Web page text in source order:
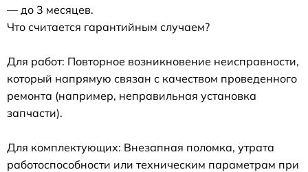
— до 3 месяцев.
Что считается гарантийным случаем?
Для работ: Повторное возникновение неисправности,
который напрямую связан с качеством проведенного
ремонта (например, неправильная установка
запчасти).
Для комплектующих: Внезапная поломка, утрата
работоспособности или техническим параметрам при